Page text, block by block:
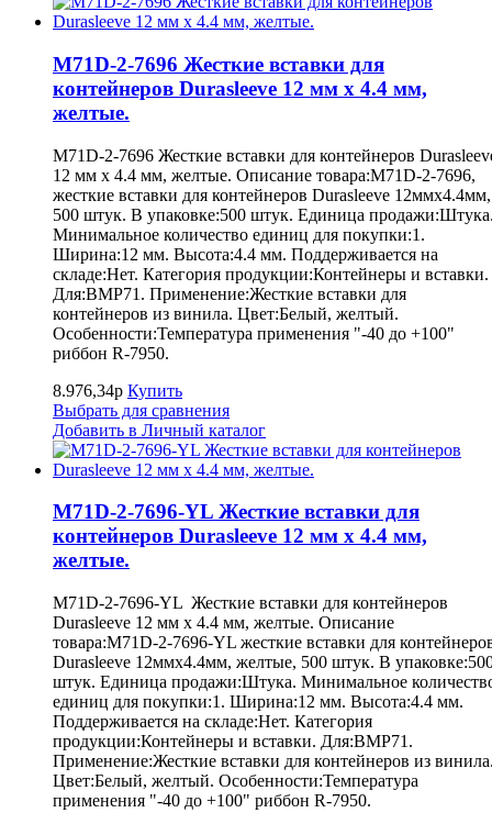
M71D-2-7696 Жесткие вставки для
контейнеров Durasleeve 12 мм х 4.4 мм,
желтые.
M71D-2-7696 Жесткие вставки для контейнеров
12 мм х 4.4 мм, желтые. Описание товара:M71D-2-7696,
жесткие вставки для контейнеров Durasleeve 12ммх4.4мм,
500 штук. В упаковке:500 штук. Единица
Минимальное количество единиц для покупки:1.
Ширина:12 мм. Высота:4.4 мм. Поддерживается на
складе:Нет. Категория продукции:Контейнеры и вставки.
Для:BMP71. Применение:Жесткие вставки для
контейнеров из винила. Цвет:Белый, желтый.
Особенности:Температура применения "-40 до +100"
риббон R-7950.
8.976,34р Купить
Выбрать для сравнения
Добавить в Личный каталог
M71D-2-7696-YL Жесткие вставки для
контейнеров Durasleeve 12 мм х 4.4 мм,
желтые.
M71D-2-7696-YL Жесткие вставки для контейнеров
Durasleeve 12 мм х 4.4 мм, желтые. Описание
товара:M71D-2-7696-YL жесткие вставки для
Durasleeve 12ммх4.4мм, желтые, 500 штук. В
штук. Единица продажи:Штука. Минимальное
единиц для покупки:1. Ширина:12 мм. Высота:4.4 мм.
Поддерживается на складе:Нет. Категория
продукции:Контейнеры и вставки. Для:BMP71.
Применение:Жесткие вставки для контейнеров из
Цвет:Белый, желтый. Особенности:Температура
применения "-40 до +100" риббон R-7950.